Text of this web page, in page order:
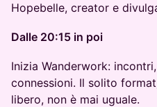
Hopebelle, creator e
Dalle 20:15 in poi
Inizia Wanderwork:
connessioni. Il solito
libero, non è mai uguale.